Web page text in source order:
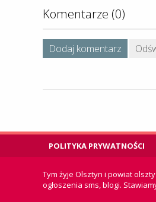
Komentarze (0)
Dodaj komentarz
POLITYKA PRYWATNOŚCI
Tym żyje Olsztyn i powiat
ogłoszenia sms, blogi.